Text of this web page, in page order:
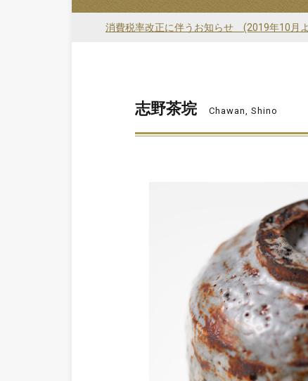
消費税率改正に伴うお知らせ (2019年10月
志野茶垸 Chawan, Shino